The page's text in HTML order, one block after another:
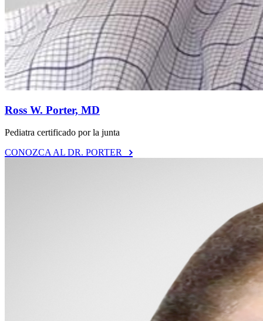
Ross W. Porter, MD
Pediatra certificado por la junta
CONOZCA AL DR. PORTER